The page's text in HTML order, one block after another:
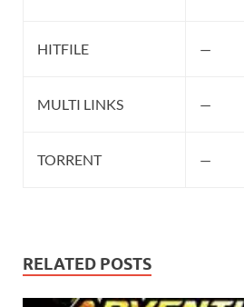
HITFILE —
MULTI LINKS —
TORRENT —
RELATED POSTS